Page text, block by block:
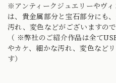
※アンティークジュエリーやヴ
は、貴金属部分と宝石部分にも
汚れ、変色などがございますの
（ ※弊社のご紹介作品は全て
やカケ、細かな汚れ、変色など
す）